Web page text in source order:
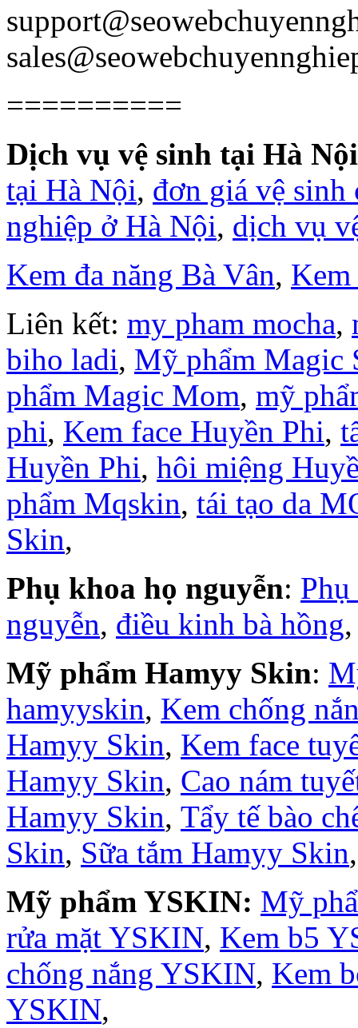
==========
Dịch vụ vệ sinh tại Hà
tại Hà Nội, đơn giá vệ sinh
nghiệp ở Hà Nội, dịch vụ
Kem đa năng Bà Vân,
Liên kết: my pham mocha,
biho ladi, Mỹ phẩm Magic
phẩm Magic Mom, mỹ
phi, Kem face Huyền Phi,
Huyền Phi, hôi miệng
phẩm Mqskin, tái tạo da
Skin,
Phụ khoa họ nguyễn:
nguyễn, điều kinh bà hồng
Mỹ phẩm Hamyy Skin:
hamyyskin, Kem chống
Hamyy Skin, Kem face
Hamyy Skin, Cao nám
Hamyy Skin, Tẩy tế bào
Skin, Sữa tắm Hamyy Skin
Mỹ phẩm YSKIN: Mỹ
rửa mặt YSKIN, Kem b5
chống nắng YSKIN, Kem
YSKIN,